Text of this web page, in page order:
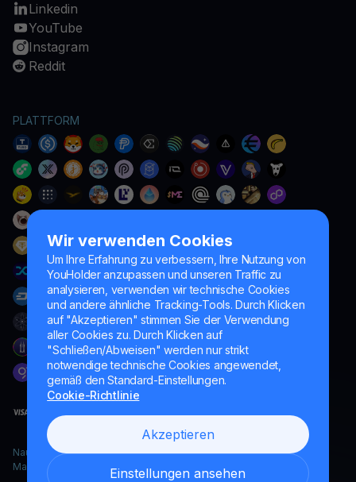
Wir verwenden Cookies
Um Ihre Erfahrung zu verbessern, Ihre Nutzung von
YouHolder anzupassen und unseren Traffic zu
analysieren, verwenden wir technische Cookies
und andere ähnliche Tracking-Tools. Durch Klicken
auf "Akzeptieren" stimmen Sie der Verwendung
aller Cookies zu. Durch Klicken auf
"Schließen/Abweisen" werden nur strikt
notwendige technische Cookies angewendet,
gemäß den Standard-Einstellungen.
Cookie-Richtlinie
Akzeptieren
Einstellungen ansehen
Linkedin
YouTube
Instagram
Reddit
PLATTFORM
Naumard LTD. – ausschließlich für IT-Entwicklung, Forschung und
Marketingzwecke